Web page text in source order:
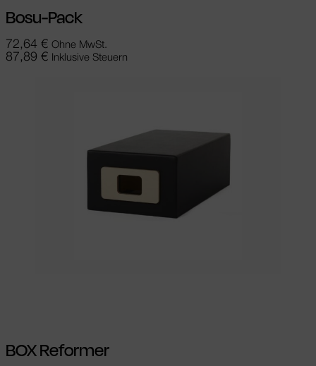
Bosu-Pack
72,64 € Ohne MwSt.
87,89 € Inklusive Steuern
BOX Reformer